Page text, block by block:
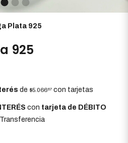
Plata 925
925
de$5.06667 con tarjetas
con tarjeta de DÉBITO